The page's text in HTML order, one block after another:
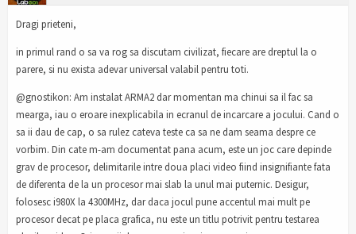
Dragi prieteni,
in primul rand o sa va rog sa discutam civilizat, fiecare are dreptul la o
parere, si nu exista adevar universal valabil pentru toti.
@gnostikon: Am instalat ARMA2 dar momentan ma chinui sa il fac sa
mearga, iau o eroare inexplicabila in ecranul de incarcare a jocului. Cand o
sa ii dau de cap, o sa rulez cateva teste ca sa ne dam seama despre ce
vorbim. Din cate m-am documentat pana acum, este un joc care depinde
grav de procesor, delimitarile intre doua placi video fiind insignifiante fata
de diferenta de la un procesor mai slab la unul mai puternic. Desigur,
folosesc i980X la 4300MHz, dar daca jocul pune accentul mai mult pe
procesor decat pe placa grafica, nu este un titlu potrivit pentru testarea